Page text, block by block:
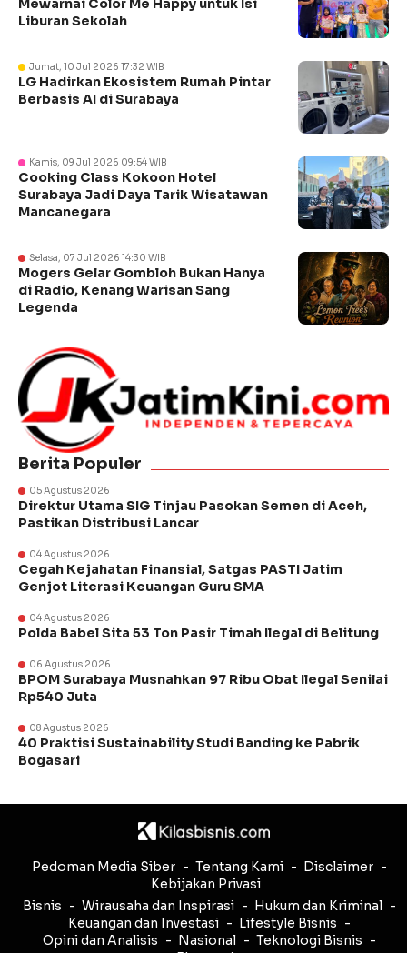
Mewarnai Color Me Happy untuk Isi
Liburan Sekolah
Jumat, 10 Jul 2026 17:32 WIB
LG Hadirkan Ekosistem Rumah Pintar
Berbasis AI di Surabaya
Kamis, 09 Jul 2026 09:54 WIB
Cooking Class Kokoon Hotel
Surabaya Jadi Daya Tarik Wisatawan
Mancanegara
Selasa, 07 Jul 2026 14:30 WIB
Mogers Gelar Gombloh Bukan Hanya
di Radio, Kenang Warisan Sang
Legenda
Berita Populer
05 Agustus 2026
Direktur Utama SIG Tinjau Pasokan Semen di Aceh,
Pastikan Distribusi Lancar
04 Agustus 2026
Cegah Kejahatan Finansial, Satgas PASTI Jatim
Genjot Literasi Keuangan Guru SMA
04 Agustus 2026
Polda Babel Sita 53 Ton Pasir Timah Ilegal di Belitung
06 Agustus 2026
BPOM Surabaya Musnahkan 97 Ribu Obat Ilegal Senilai
Rp540 Juta
08 Agustus 2026
40 Praktisi Sustainability Studi Banding ke Pabrik
Bogasari
Pedoman Media Siber Tentang Kami
Disclaimer
Kebijakan Privasi
Bisnis
Wirausaha dan Inspirasi
Hukum dan Kriminal
Keuangan dan Investasi
Lifestyle Bisnis
Opini dan Analisis
Nasional
Teknologi Bisnis